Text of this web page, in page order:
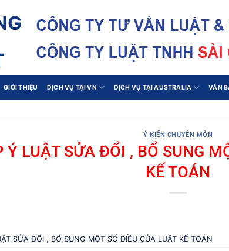
GIỚI THIỆU DỊCH VỤ TẠI VN DỊCH VỤ TẠI AUSTRALIA VĂN
Ý KIẾN CHUYÊN MÔN
Ý LUẬT SỬA ĐỔI , BỔ SUNG
KẾ TOÁN
SỬA ĐỔI , BỔ SUNG MỘT SỐ ĐIỀU CỦA LUẬT KẾ TOÁN